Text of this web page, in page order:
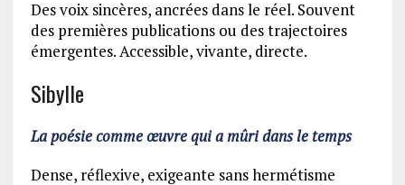
Des voix sincères, ancrées dans le réel. Souvent
des premières publications ou des trajectoires
émergentes. Accessible, vivante, directe.
Sibylle
La poésie comme œuvre qui a mûri dans le temps
Dense, réflexive, exigeante sans hermétisme